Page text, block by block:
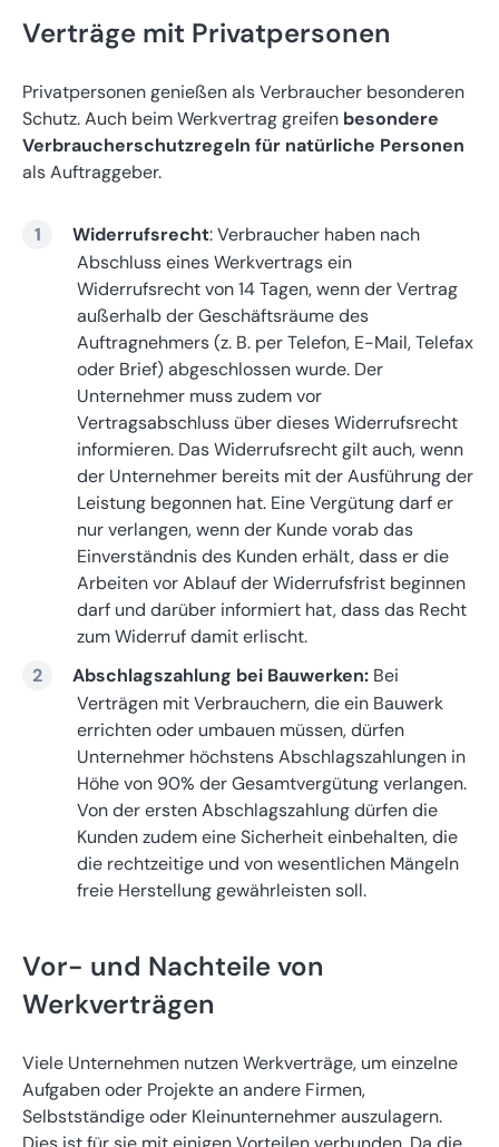
Verträge mit Privatpersonen
Privatpersonen genießen als Verbraucher besonderen
Schutz. Auch beim Werkvertrag greifen besondere
Verbraucherschutzregeln für natürliche Personen
als Auftraggeber.
Widerrufsrecht: Verbraucher haben nach
Abschluss eines Werkvertrags ein
Widerrufsrecht von 14 Tagen, wenn der Vertrag
außerhalb der Geschäftsräume des
Auftragnehmers (z. B. per Telefon, E-Mail, Telefax
oder Brief) abgeschlossen wurde. Der
Unternehmer muss zudem vor
Vertragsabschluss über dieses Widerrufsrecht
informieren. Das Widerrufsrecht gilt auch, wenn
der Unternehmer bereits mit der Ausführung der
Leistung begonnen hat. Eine Vergütung darf er
nur verlangen, wenn der Kunde vorab das
Einverständnis des Kunden erhält, dass er die
Arbeiten vor Ablauf der Widerrufsfrist beginnen
darf und darüber informiert hat, dass das Recht
zum Widerruf damit erlischt.
Abschlagszahlung bei Bauwerken: Bei
Verträgen mit Verbrauchern, die ein Bauwerk
errichten oder umbauen müssen, dürfen
Unternehmer höchstens Abschlagszahlungen in
Höhe von 90% der Gesamtvergütung verlangen.
Von der ersten Abschlagszahlung dürfen die
Kunden zudem eine Sicherheit einbehalten, die
die rechtzeitige und von wesentlichen Mängeln
freie Herstellung gewährleisten soll.
Vor- und Nachteile von
Werkverträgen
Viele Unternehmen nutzen Werkverträge, um einzelne
Aufgaben oder Projekte an andere Firmen,
Selbstständige oder Kleinunternehmer auszulagern.